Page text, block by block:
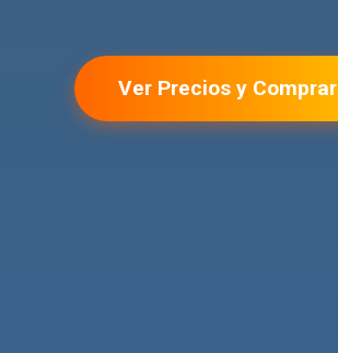
Ver Precios y Comprar